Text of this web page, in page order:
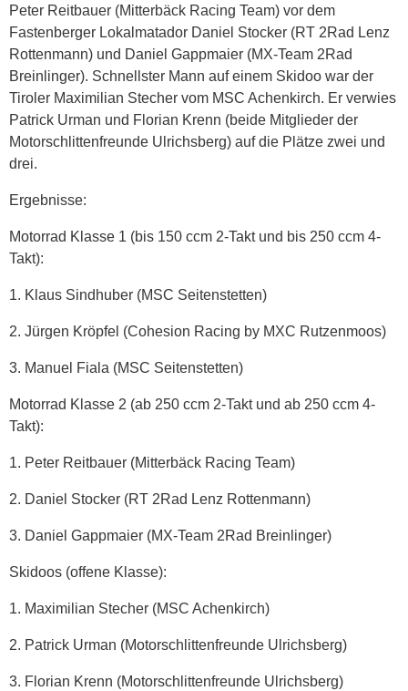
Peter Reitbauer (Mitterbäck Racing Team) vor dem
Fastenberger Lokalmatador Daniel Stocker (RT 2Rad Lenz
Rottenmann) und Daniel Gappmaier (MX-Team 2Rad
Breinlinger). Schnellster Mann auf einem Skidoo war der
Tiroler Maximilian Stecher vom MSC Achenkirch. Er verwies
Patrick Urman und Florian Krenn (beide Mitglieder der
Motorschlittenfreunde Ulrichsberg) auf die Plätze zwei und
drei.
Ergebnisse:
Motorrad Klasse 1 (bis 150 ccm 2-Takt und bis 250 ccm 4-
Takt):
1. Klaus Sindhuber (MSC Seitenstetten)
2. Jürgen Kröpfel (Cohesion Racing by MXC Rutzenmoos)
3. Manuel Fiala (MSC Seitenstetten)
Motorrad Klasse 2 (ab 250 ccm 2-Takt und ab 250 ccm 4-
Takt):
1. Peter Reitbauer (Mitterbäck Racing Team)
2. Daniel Stocker (RT 2Rad Lenz Rottenmann)
3. Daniel Gappmaier (MX-Team 2Rad Breinlinger)
Skidoos (offene Klasse):
1. Maximilian Stecher (MSC Achenkirch)
2. Patrick Urman (Motorschlittenfreunde Ulrichsberg)
3. Florian Krenn (Motorschlittenfreunde Ulrichsberg)